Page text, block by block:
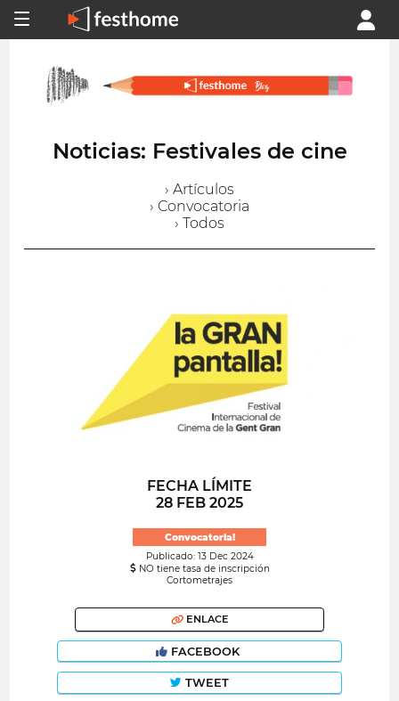
Noticias: Festivales de cine
› Artículos
› Convocatoria
› Todos
FECHA LÍMITE
28 FEB 2025
Convocatoria!
Publicado: 13 Dec 2024
NO tiene tasa de inscripción
Cortometrajes
ENLACE
FACEBOOK
TWEET